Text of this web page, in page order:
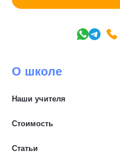
О школе
Наши учителя
Стоимость
Статьи